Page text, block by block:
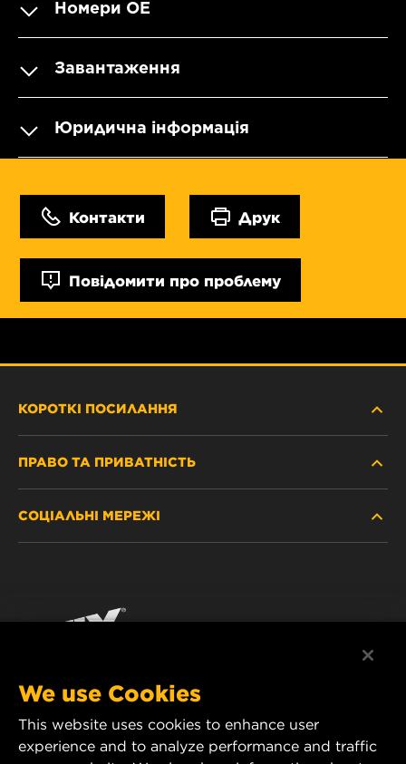
Номери OE
Завантаження
Юридична інформація
Контакти Друк
Повідомити про проблему
КОРОТКІ ПОСИЛАННЯ
ПРАВО ТА ПРИВАТНІСТЬ
ЗАХИСТ ПЕРСОНАЛЬНИХ ДАНИХ
РЕКВІЗИТИ
СОЦІАЛЬНІ МЕРЕЖІ
MANN+HUMMEL FT Poland
ul. Wrocławska 145,
We use Cookies
This website uses cookies to enhance user
experience and to analyze performance and traffic